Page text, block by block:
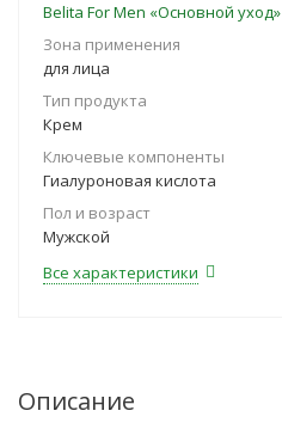
Belita For Men «Основной уход»
Зона применения
для лица
Тип продукта
Крем
Ключевые компоненты
Гиалуроновая кислота
Пол и возраст
Мужской
Все характеристики
Описание